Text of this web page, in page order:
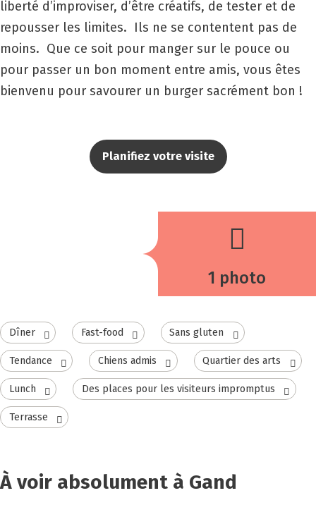
liberté d’improviser, d’être créatifs, de tester et de
repousser les limites. Ils ne se contentent pas de
moins. Que ce soit pour manger sur le pouce ou
pour passer un bon moment entre amis, vous êtes
bienvenu pour savourer un burger sacrément bon !
Planifiez votre visite
1 photo
Dîner Fast-food Sans gluten
Tendance Chiens admis Quartier des arts
Lunch Des places pour les visiteurs impromptus
Terrasse
À voir absolument à Gand